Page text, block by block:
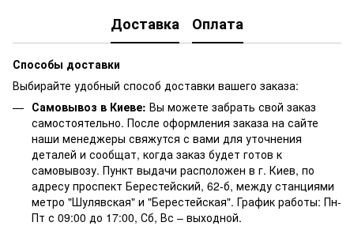
Доставка Оплата
Способы доставки
Выбирайте удобный способ доставки вашего заказа:
Самовывоз в Киеве: Вы можете забрать свой заказ
самостоятельно. После оформления заказа на сайте
наши менеджеры свяжутся с вами для уточнения
деталей и сообщат, когда заказ будет готов к
самовывозу. Пункт выдачи расположен в г. Киев, по
адресу проспект Берестейский, 62-б, между станциями
метро "Шулявская" и "Берестейская". График работы: Пн-
Пт с 09:00 до 17:00, Сб, Вс – выходной.